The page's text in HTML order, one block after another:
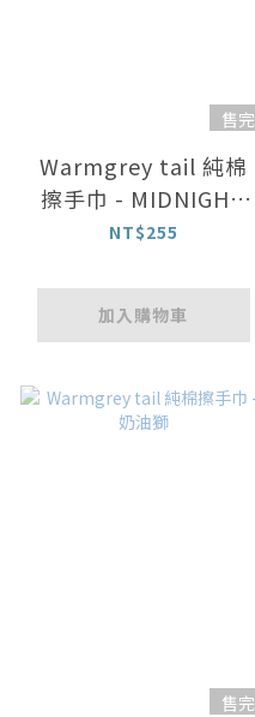
售完
Warmgrey tail 純棉
擦手巾 - MIDNIGHT
午夜
NT$255
加入購物車
售完